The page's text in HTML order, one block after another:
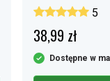
5
38,99 zł
Dostępne w